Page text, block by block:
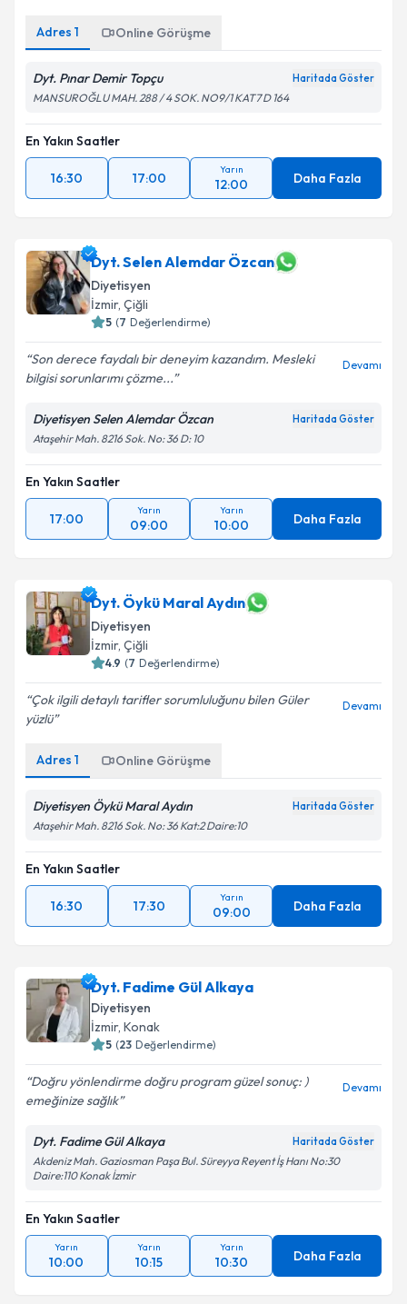
Adres 1 Online Görüşme
Dyt. Pınar Demir Topçu Haritada Göster
MANSUROĞLU MAH. 288 / 4 SOK. NO9/1 KAT7 D 164
En Yakın Saatler
16:30 17:00
Yarın
12:00 Daha Fazla
Dyt. Selen Alemdar Özcan
Diyetisyen
İzmir, Çiğli
5 (7 Değerlendirme)
Son derece faydalı bir deneyim kazandım. Mesleki
bilgisi sorunlarımı çözme...
Devamı
Diyetisyen Selen Alemdar Özcan Haritada Göster
Ataşehir Mah. 8216 Sok. No: 36 D: 10
En Yakın Saatler
17:00
Yarın
09:00
Yarın
10:00 Daha Fazla
Dyt. Öykü Maral Aydın
Diyetisyen
İzmir, Çiğli
4.9 (7 Değerlendirme)
Çok ilgili detaylı tarifler sorumluluğunu bilen Güler
yüzlü
Devamı
Adres 1 Online Görüşme
Diyetisyen Öykü Maral Aydın Haritada Göster
Ataşehir Mah. 8216 Sok. No: 36 Kat:2 Daire:10
En Yakın Saatler
16:30 17:30
Yarın
09:00 Daha Fazla
Dyt. Fadime Gül Alkaya
Diyetisyen
İzmir, Konak
5 (23 Değerlendirme)
Doğru yönlendirme doğru program güzel sonuç: )
emeğinize sağlık
Devamı
Dyt. Fadime Gül Alkaya Haritada Göster
Akdeniz Mah. Gaziosman Paşa Bul. Süreyya Reyent İş Hanı No:30
Daire:110 Konak İzmir
En Yakın Saatler
Yarın
10:00
Yarın
10:15
Yarın
10:30 Daha Fazla